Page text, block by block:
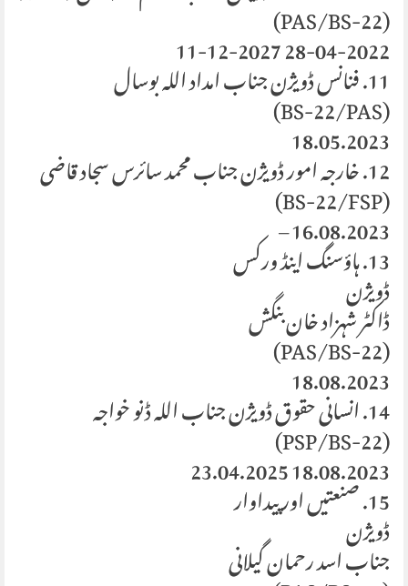
(PAS/BS-22)
28-04-2022 11-12-2027
11. فنانس ڈویژن جناب امداد اللہ بوسال(BS-22/PAS)
18.05.2023
12. خارجہ امور ڈویژن جناب محمد سائرس سجاد قاضی
(BS-22/FSP)
16.08.2023 –
13. ہاؤسنگ اینڈ ورکس
ڈویژن
ڈاکٹر شہزاد خان بنگش
(PAS/BS-22)
18.08.2023
14. انسانی حقوق ڈویژن جناب اللہ ڈنو خواجہ
(PSP/BS-22)
18.08.2023 23.04.2025
15. صنعتیں اور پیداوار
ڈویژن
جناب اسد رحمان گیلانی